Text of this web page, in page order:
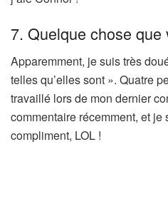
7. Quelque chose
Apparemment, je suis très
telles qu’elles sont ». Quatre
travaillé lors de mon dernier
commentaire récemment, et je
compliment, LOL !